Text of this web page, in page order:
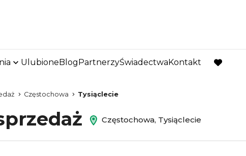
UlubioneBlogPartnerzyŚwiadectwaKontakt
favorite
Częstochowa Tysiąclecie
Częstochowa, Tysiąclecie